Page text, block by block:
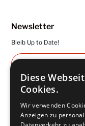
Newsletter
Bleib Up to Date!
Ich abonniere die
E-Mail. Diese enthalten
Angebote. Meine
finde ich in der
Diese
Cookies.
Wir verwenden
Anzeigen zu